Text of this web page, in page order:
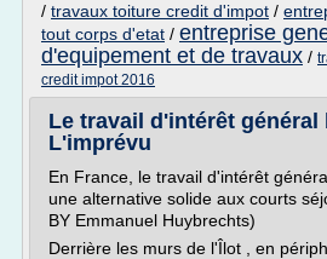
/ travaux toiture credit d'impot /
tout corps d'etat / entreprise
d'equipement et de travaux /
credit impot 2016
Le travail d'intérêt général
L'imprévu
En France, le travail d'intérêt
une alternative solide aux courts
BY Emmanuel Huybrechts)
Derrière les murs de l'Îlot , en